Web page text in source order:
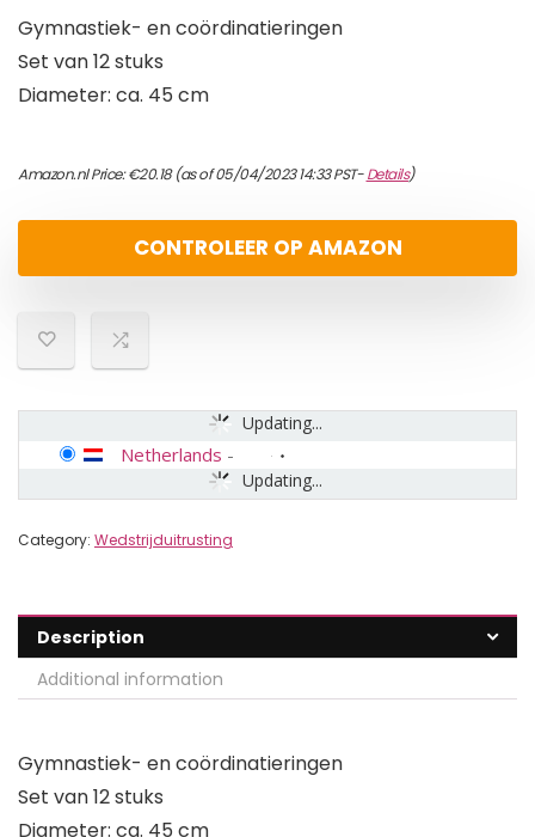
Gymnastiek- en coördinatieringen
Set van 12 stuks
Diameter: ca. 45 cm
Amazon.nl Price:€20.18(as of 05/04/2023 14:33 PST-Details)
CONTROLEER OP AMAZON
Updating...
Updating...
Netherlands -
Category: Wedstrijduitrusting
Description
Additional information
Gymnastiek- en coördinatieringen
Set van 12 stuks
Diameter: ca. 45 cm